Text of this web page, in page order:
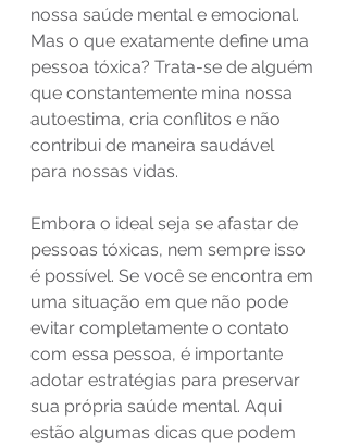
nossa saúde mental e emocional.
Mas o que exatamente define uma
pessoa tóxica? Trata-se de alguém
que constantemente mina nossa
autoestima, cria conflitos e não
contribui de maneira saudável
para nossas vidas.
Embora o ideal seja se afastar de
pessoas tóxicas, nem sempre isso
é possível. Se você se encontra em
uma situação em que não pode
evitar completamente o contato
com essa pessoa, é importante
adotar estratégias para preservar
sua própria saúde mental. Aqui
estão algumas dicas que podem